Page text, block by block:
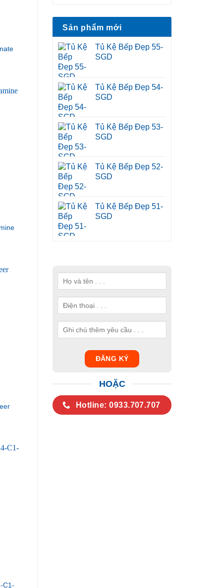
Sản phẩm mới
Tủ Kệ Bếp Đẹp 55-
SGD
Tủ Kệ Bếp Đẹp 54-
SGD
Tủ Kệ Bếp Đẹp 53-
SGD
Tủ Kệ Bếp Đẹp 52-
SGD
Tủ Kệ Bếp Đẹp 51-
SGD
HOẶC
Hotline: 0933.707.707
C1-